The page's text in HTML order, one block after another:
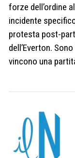
forze dell’ordine
incidente
protesta post-
dell’Everton.
vincono una